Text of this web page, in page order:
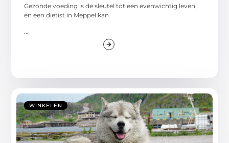
Gezonde voeding is de sleutel tot een evenwichtig leven,
en een diëtist in Meppel kan
...
WINKELEN